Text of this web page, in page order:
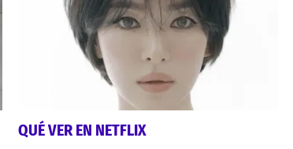
QUÉ VER EN NETFLIX